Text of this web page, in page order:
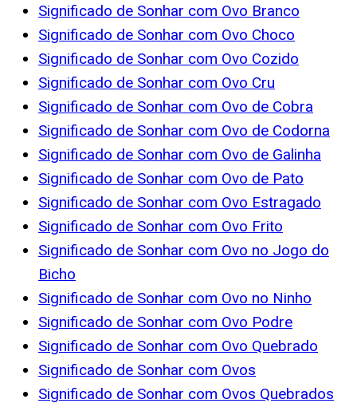
Significado de Sonhar com Ovo Branco
Significado de Sonhar com Ovo Choco
Significado de Sonhar com Ovo Cozido
Significado de Sonhar com Ovo Cru
Significado de Sonhar com Ovo de Cobra
Significado de Sonhar com Ovo de Codorna
Significado de Sonhar com Ovo de Galinha
Significado de Sonhar com Ovo de Pato
Significado de Sonhar com Ovo Estragado
Significado de Sonhar com Ovo Frito
Significado de Sonhar com Ovo no Jogo do
Bicho
Significado de Sonhar com Ovo no Ninho
Significado de Sonhar com Ovo Podre
Significado de Sonhar com Ovo Quebrado
Significado de Sonhar com Ovos
Significado de Sonhar com Ovos Quebrados